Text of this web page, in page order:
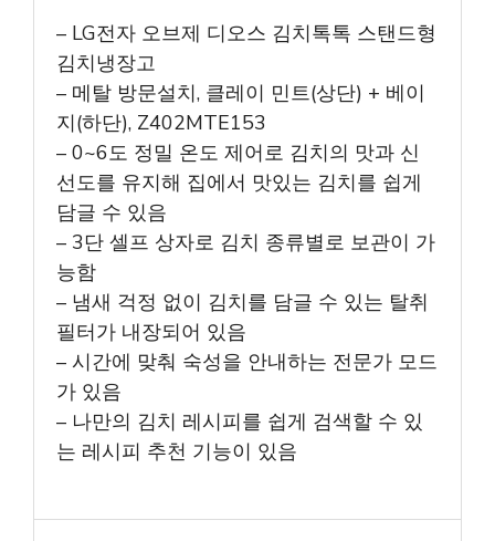
– LG전자 오브제 디오스 김치톡톡 스탠드형
김치냉장고
– 메탈 방문설치, 클레이 민트(상단) + 베이
지(하단), Z402MTE153
– 0~6도 정밀 온도 제어로 김치의 맛과 신
선도를 유지해 집에서 맛있는 김치를 쉽게
담글 수 있음
– 3단 셀프 상자로 김치 종류별로 보관이 가
능함
– 냄새 걱정 없이 김치를 담글 수 있는 탈취
필터가 내장되어 있음
– 시간에 맞춰 숙성을 안내하는 전문가 모드
가 있음
– 나만의 김치 레시피를 쉽게 검색할 수 있
는 레시피 추천 기능이 있음